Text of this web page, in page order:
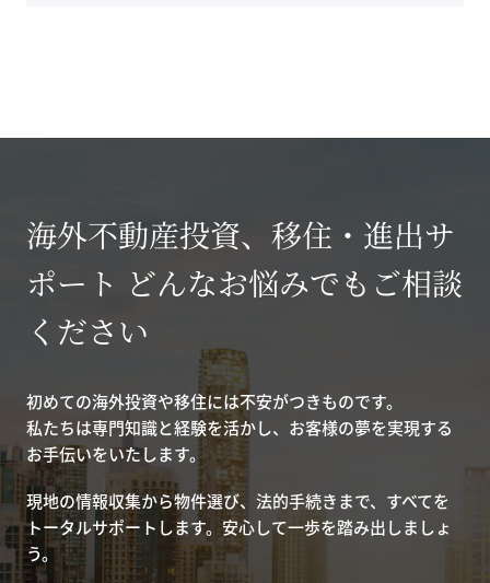
海外不動産投資、移住・進出サ
ポート どんなお悩みでもご相談
ください
初めての海外投資や移住には不安がつきものです。
私たちは専門知識と経験を活かし、お客様の夢を実現する
お手伝いをいたします。
現地の情報収集から物件選び、法的手続きまで、すべてを
トータルサポートします。安心して一歩を踏み出しましょ
う。